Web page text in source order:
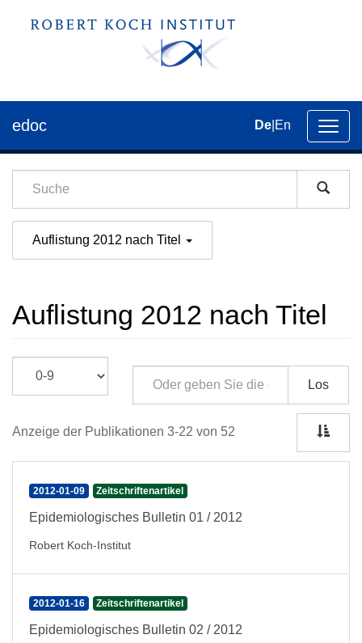
der
edoc De En
Auflistung 2012 nach Titel
Auflistung 2012 nach Titel
Los
Anzeige der Publikationen 3-22 von 52
2012-01-09 Zeitschriftenartikel
Epidemiologisches Bulletin 01 / 2012
Robert Koch-Institut
2012-01-16 Zeitschriftenartikel
Epidemiologisches Bulletin 02 / 2012